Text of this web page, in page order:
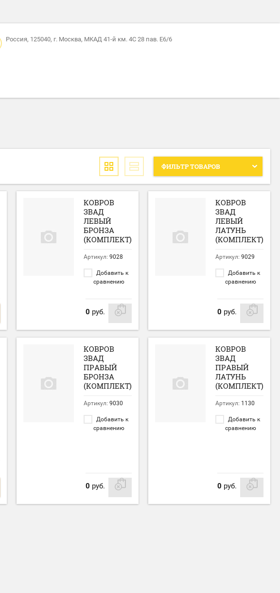
Россия, 125040, г. Москва, МКАД 41-й км. 4С 28 пав. Е6/6
ФИЛЬТР ТОВАРОВ
КОВРОВ
ЗВАД
ЛЕВЫЙ
БРОНЗА
(КОМПЛЕКТ)
Артикул: 9028
Добавить к
сравнению
0 руб.
КОВРОВ
ЗВАД
ЛЕВЫЙ
ЛАТУНЬ
(КОМПЛЕКТ)
Артикул: 9029
Добавить к
сравнению
0 руб.
КОВРОВ
ЗВАД
ПРАВЫЙ
БРОНЗА
(КОМПЛЕКТ)
Артикул: 9030
Добавить к
сравнению
0 руб.
КОВРОВ
ЗВАД
ПРАВЫЙ
ЛАТУНЬ
(КОМПЛЕКТ)
Артикул: 1130
Добавить к
сравнению
0 руб.